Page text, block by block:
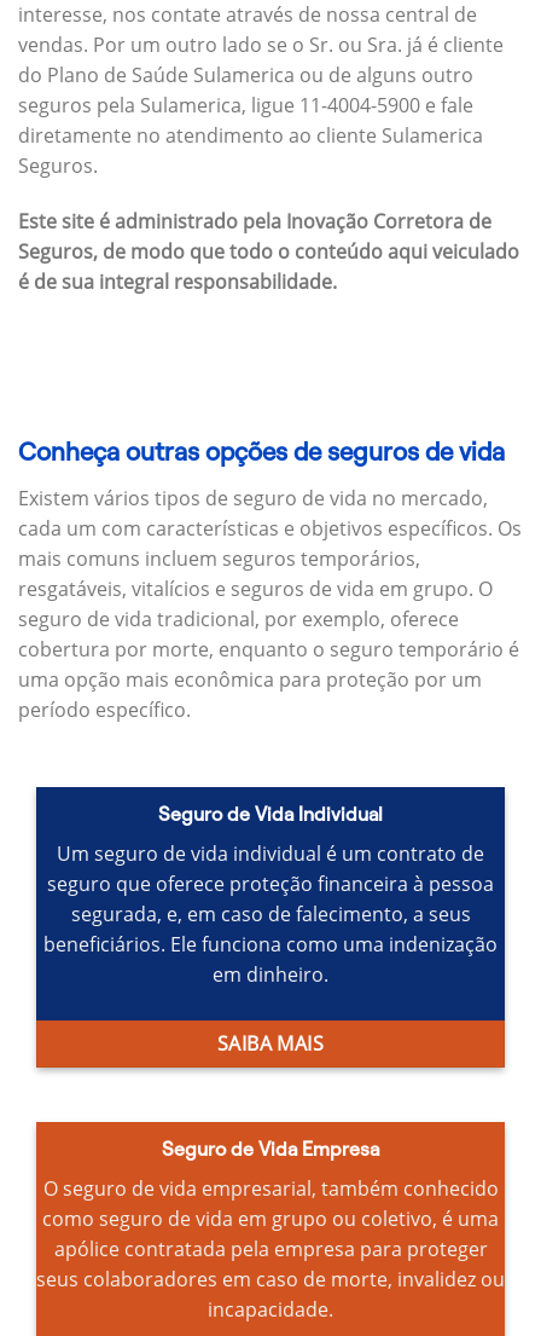
interesse, nos contate através de nossa central de
vendas. Por um outro lado se o Sr. ou Sra. já é cliente
do Plano de Saúde Sulamerica ou de alguns outro
seguros pela Sulamerica, ligue 11-4004-5900 e fale
diretamente no atendimento ao cliente Sulamerica
Seguros.
Este site é administrado pela Inovação Corretora de
Seguros, de modo que todo o conteúdo aqui veiculado
é de sua integral responsabilidade.
Conheça outras opções de seguros de vida
Existem vários tipos de seguro de vida no mercado,
cada um com características e objetivos específicos. Os
mais comuns incluem seguros temporários,
resgatáveis, vitalícios e seguros de vida em grupo. O
seguro de vida tradicional, por exemplo, oferece
cobertura por morte, enquanto o seguro temporário é
uma opção mais econômica para proteção por um
período específico.
Seguro de Vida Individual
Um seguro de vida individual é um contrato de
seguro que oferece proteção financeira à pessoa
segurada, e, em caso de falecimento, a seus
beneficiários. Ele funciona como uma indenização
em dinheiro.
SAIBA MAIS
Seguro de Vida Empresa
O seguro de vida empresarial, também conhecido
como seguro de vida em grupo ou coletivo, é uma
apólice contratada pela empresa para proteger
seus colaboradores em caso de morte, invalidez ou
incapacidade.